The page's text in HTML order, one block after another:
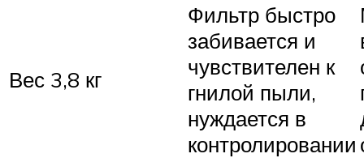
Вес 3,8 кг
Фильтр быстро
забивается и
чувствителен к
гнилой пыли,
нуждается в
контролировании